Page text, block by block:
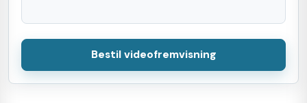
Bestil videofremvisning